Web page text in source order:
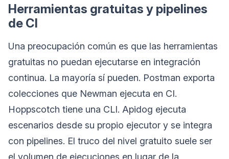
Herramientas gratuitas y pipelines
de CI
Una preocupación común es que las herramientas
gratuitas no puedan ejecutarse en integración
continua. La mayoría sí pueden. Postman exporta
colecciones que Newman ejecuta en CI.
Hoppscotch tiene una CLI. Apidog ejecuta
escenarios desde su propio ejecutor y se integra
con pipelines. El truco del nivel gratuito suele ser
el volumen de ejecuciones en lugar de la